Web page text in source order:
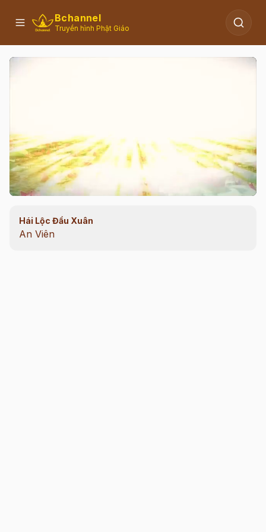
Bchannel
Truyền hình Phật Giáo
00:09/08:41
Hái Lộc Đầu Xuân
An Viên